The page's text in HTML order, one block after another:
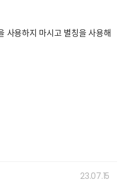
용하지 마시고 별칭을 사용해
23.07.15